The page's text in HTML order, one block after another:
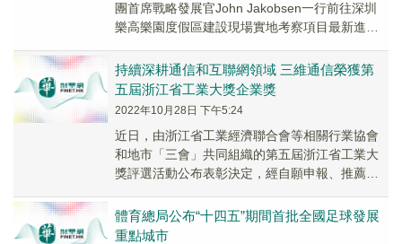
團首席戰略發展官John Jakobsen一行前往深圳
樂高樂園度假區建設現場實地考察項目最新進
持續深耕通信和互聯網領域 三維通信榮獲第
五屆浙江省工業大獎企業獎
2022年10月28日 下午5:24
近日，由浙江省工業經濟聯合會等相關行業協會
和地市「三會」共同組織的第五屆浙江省工業大
獎評選活動公布表彰決定，經自願申報、推薦、
（0021...
體育總局公布“十四五”期間首批全國足球發展
重點城市